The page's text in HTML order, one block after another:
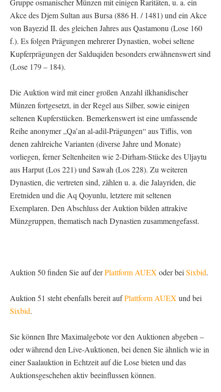
Gruppe osmanischer Münzen mit einigen Raritäten, u. a. ein
Akce des Djem Sultan aus Bursa (886 H. / 1481) und ein Akce
von Bayezid II. des gleichen Jahres aus Qastamonu (Lose 160
f.). Es folgen Prägungen mehrerer Dynastien, wobei seltene
Kupferprägungen der Salduqiden besonders erwähnenswert sind
(Lose 179 – 184).
Die Auktion wird mit einer großen Anzahl ilkhanidischer
Münzen fortgesetzt, in der Regel aus Silber, sowie einigen
seltenen Kupferstücken. Bemerkenswert ist eine umfassende
Reihe anonymer „Qa’an al-adil-Prägungen“ aus Tiflis, von
denen zahlreiche Varianten (diverse Jahre und Monate)
vorliegen, ferner Seltenheiten wie 2-Dirham-Stücke des Uljaytu
aus Harput (Los 221) und Sawah (Los 228). Zu weiteren
Dynastien, die vertreten sind, zählen u. a. die Jalayriden, die
Eretniden und die Aq Qoyunlu, letztere mit seltenen
Exemplaren. Den Abschluss der Auktion bilden attrakive
Münzgruppen, thematisch nach Dynastien zusammengefasst.
Auktion 50 finden Sie auf derPlattform AUEX oder beiSixbid.
Auktion 51 steht ebenfalls bereit aufPlattform AUEX und bei
Sixbid.
Sie können Ihre Maximalgebote vor den Auktionen abgeben –
oder während den Live-Auktionen, bei denen Sie ähnlich wie in
einer Saalauktion in Echtzeit auf die Lose bieten und das
Auktionsgeschehen aktiv beeinflussen können.